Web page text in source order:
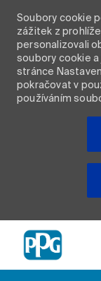
Soubory cookie
zážitek z
personalizovali
soubory cookie
stránce
pokračovat v
používáním